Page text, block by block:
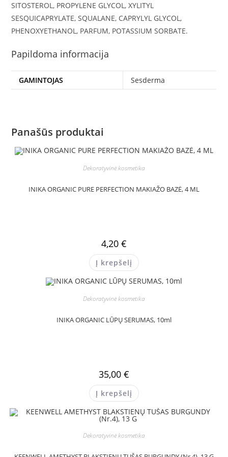
SITOSTEROL, PROPYLENE GLYCOL, XYLITYL
SESQUICAPRYLATE, SQUALANE, CAPRYLYL GLYCOL,
PHENOXYETHANOL, PARFUM, POTASSIUM SORBATE.
Papildoma informacija
GAMINTOJAS Sesderma
Panašūs produktai
Dekoratyvinė kosmetika
INIKA ORGANIC PURE PERFECTION MAKIAŽO BAZĖ, 4 ML
4,20 €
Į krepšelį
Dekoratyvinė kosmetika
INIKA ORGANIC LŪPŲ SERUMAS, 10ml
35,00 €
Į krepšelį
Dekoratyvinė kosmetika